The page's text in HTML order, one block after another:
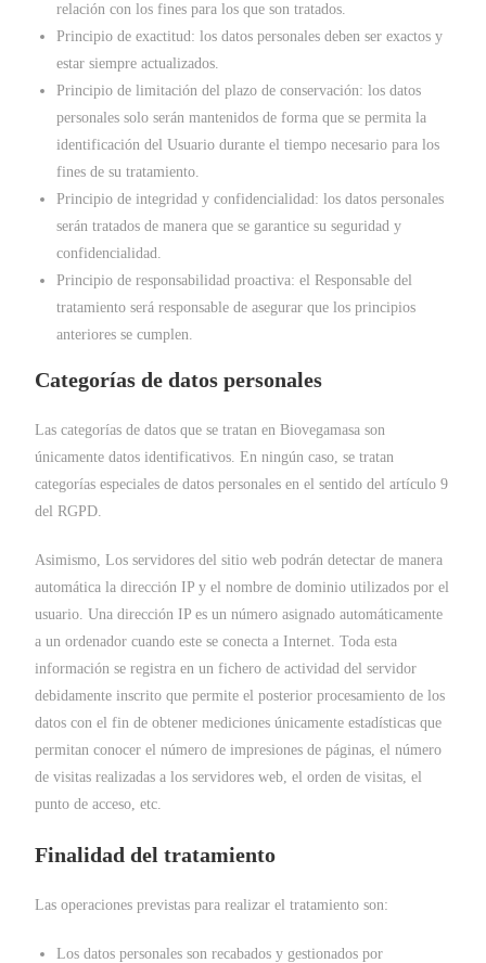
relación con los fines para los que son tratados.
Principio de exactitud: los datos personales deben ser exactos y
estar siempre actualizados.
Principio de limitación del plazo de conservación: los datos
personales solo serán mantenidos de forma que se permita la
identificación del Usuario durante el tiempo necesario para los
fines de su tratamiento.
Principio de integridad y confidencialidad: los datos personales
serán tratados de manera que se garantice su seguridad y
confidencialidad.
Principio de responsabilidad proactiva: el Responsable del
tratamiento será responsable de asegurar que los principios
anteriores se cumplen.
Categorías de datos personales
Las categorías de datos que se tratan en Biovegamasa son
únicamente datos identificativos. En ningún caso, se tratan
categorías especiales de datos personales en el sentido del artículo 9
del RGPD.
Asimismo, Los servidores del sitio web podrán detectar de manera
automática la dirección IP y el nombre de dominio utilizados por el
usuario. Una dirección IP es un número asignado automáticamente
a un ordenador cuando este se conecta a Internet. Toda esta
información se registra en un fichero de actividad del servidor
debidamente inscrito que permite el posterior procesamiento de los
datos con el fin de obtener mediciones únicamente estadísticas que
permitan conocer el número de impresiones de páginas, el número
de visitas realizadas a los servidores web, el orden de visitas, el
punto de acceso, etc.
Finalidad del tratamiento
Las operaciones previstas para realizar el tratamiento son:
Los datos personales son recabados y gestionados por